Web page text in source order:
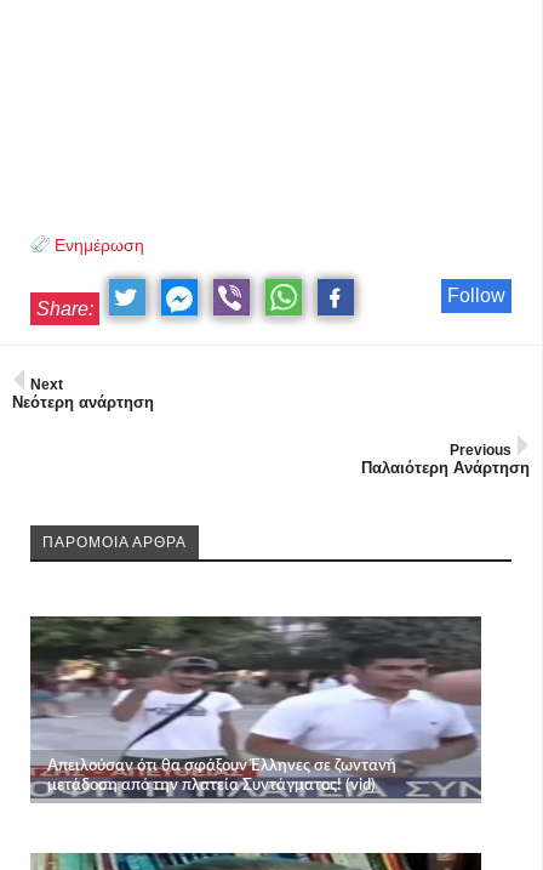
Ενημέρωση
Follow
Share:
Next
Νεότερη ανάρτηση
Previous
Παλαιότερη Ανάρτηση
ΠΑΡΟΜΟΙΑ ΑΡΘΡΑ